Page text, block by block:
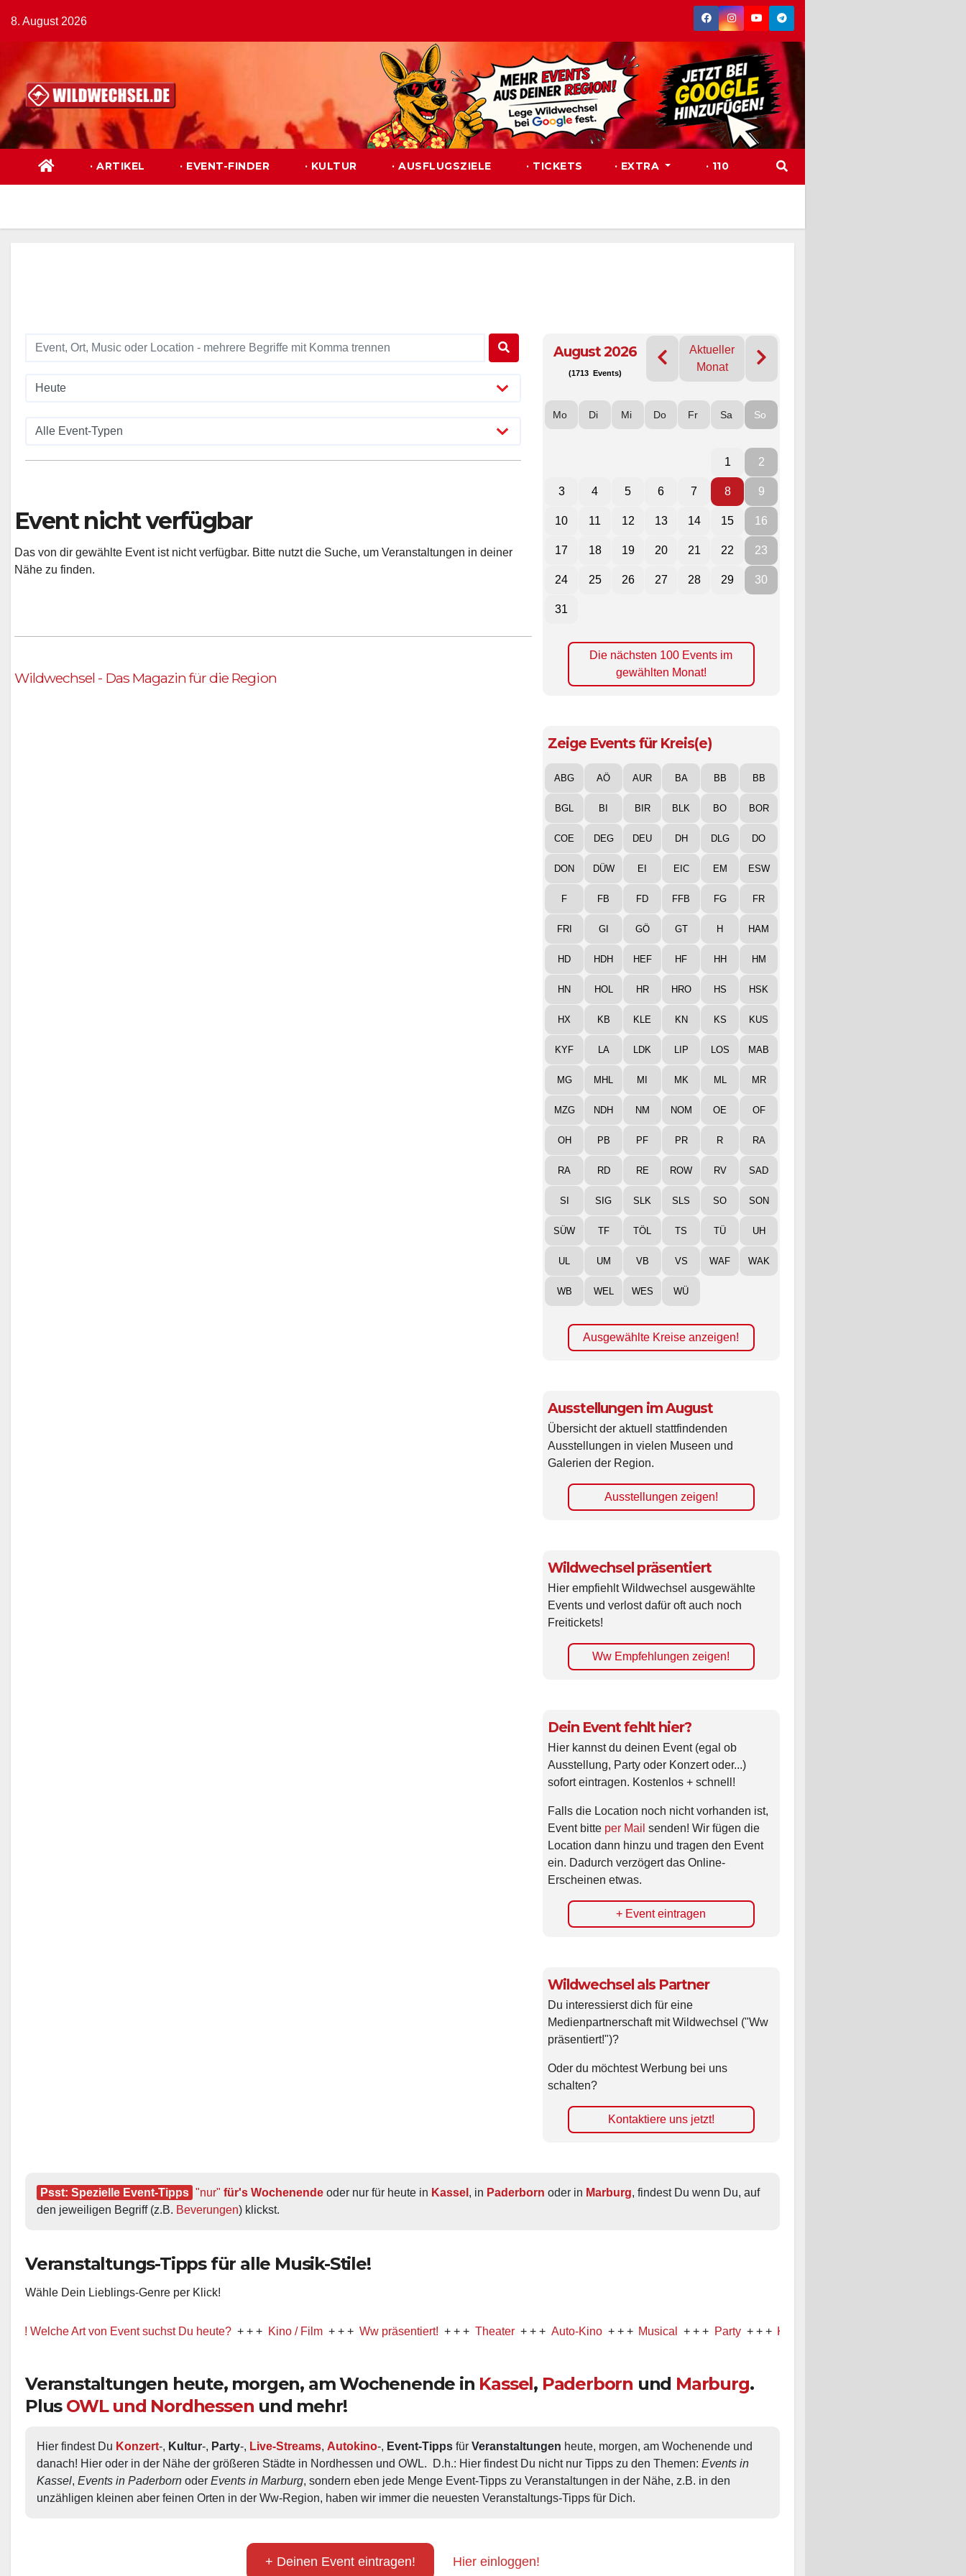
Inhalt
springen
8. August 2026
· ARTIKEL · EVENT-FINDER · KULTUR · AUSFLUGSZIELE · TICKETS · EXTRA · 110
Event nicht verfügbar
Das von dir gewählte Event ist nicht verfügbar. Bitte nutzt die Suche, um Veranstaltungen in deiner
Nähe zu finden.
Wildwechsel - Das Magazin für die Region
August 2026
(1713 Events)
Aktueller
Monat
Mo Di Mi Do Fr Sa So
1 2
3 4 5 6 7 8 9
10 11 12 13 14 15 16
17 18 19 20 21 22 23
24 25 26 27 28 29 30
31
Die nächsten 100 Events im
gewählten Monat!
Zeige Events für Kreis(e)
ABG AÖ AUR BA BB BB
BGL BI BIR BLK BO BOR
COE DEG DEU DH DLG DO
DON DÜW EI EIC EM ESW
F FB FD FFB FG FR
FRI GI GÖ GT H HAM
HD HDH HEF HF HH HM
HN HOL HR HRO HS HSK
HX KB KLE KN KS KUS
KYF LA LDK LIP LOS MAB
MG MHL MI MK ML MR
MZG NDH NM NOM OE OF
OH PB PF PR R RA
RA RD RE ROW RV SAD
SI SIG SLK SLS SO SON
SÜW TF TÖL TS TÜ UH
UL UM VB VS WAF WAK
WB WEL WES WÜ
Ausgewählte Kreise anzeigen!
Ausstellungen im August
Übersicht der aktuell stattfindenden
Ausstellungen in vielen Museen und
Galerien der Region.
Ausstellungen zeigen!
Wildwechsel präsentiert
Hier empfiehlt Wildwechsel ausgewählte
Events und verlost dafür oft auch noch
Freitickets!
Ww Empfehlungen zeigen!
Dein Event fehlt hier?
Hier kannst du deinen Event (egal ob
Ausstellung, Party oder Konzert oder...)
sofort eintragen. Kostenlos + schnell!
Falls die Location noch nicht vorhanden ist,
Event bitte per Mail senden! Wir fügen die
Location dann hinzu und tragen den Event
ein. Dadurch verzögert das Online-
Erscheinen etwas.
+ Event eintragen
Wildwechsel als Partner
Du interessierst dich für eine
Medienpartnerschaft mit Wildwechsel ("Ww
präsentiert!")?
Oder du möchtest Werbung bei uns
schalten?
Kontaktiere uns jetzt!
Psst: Spezielle Event-Tipps "nur" für's Wochenende oder nur für heute in Kassel , in Paderborn oder in Marburg, findest Du wenn Du, auf
den jeweiligen Begriff (z.B. Beverungen) klickst.
Veranstaltungs-Tipps für alle Musik-Stile!
Wähle Dein Lieblings-Genre per Klick!
Art von Event suchst Du heute? + + + Kino / Film + + + Ww präsentiert! + + + Theater + + + Auto-Kino + + + Musical + + + Party + + + Konzert
Veranstaltungen heute, morgen, am Wochenende in Kassel, Paderborn und Marburg.
Plus OWL und Nordhessen und mehr!
Hier findest Du Konzert-, Kultur-, Party-, Live-Streams, Autokino-, Event-Tipps für Veranstaltungen heute, morgen, am Wochenende und
danach! Hier oder in der Nähe der größeren Städte in Nordhessen und OWL.  D.h.: Hier findest Du nicht nur Tipps zu den Themen: Events in
Kassel, Events in Paderborn oder Events in Marburg, sondern eben jede Menge Event-Tipps zu Veranstaltungen in der Nähe, z.B. in den
unzähligen kleinen aber feinen Orten in der Ww-Region, haben wir immer die neuesten Veranstaltungs-Tipps für Dich.
+ Deinen Event eintragen! Hier einloggen!